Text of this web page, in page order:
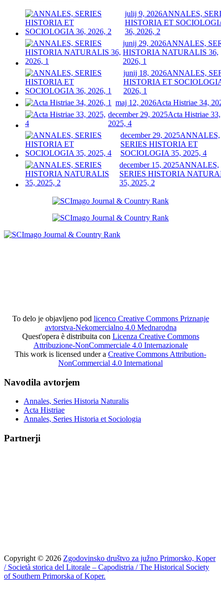
julij 9, 2026ANNALES,
HISTORIA ET
36, 2026, 2
junij 29, 2026ANNALES,
HISTORIA NATURALIS 36,
2026, 1
junij 18, 2026ANNALES,
HISTORIA ET
2026, 1
maj 12, 2026Acta Histriae 34,
december 29, 2025Acta Histriae 33,
2025, 4
december 29, 2025ANNALES,
SERIES HISTORIA ET
SOCIOLOGIA 35, 2025, 4
december 15, 2025ANNALES,
SERIES HISTORIA
35, 2025, 2
To delo je objavljeno pod licenco Creative Commons Priznanje
avtorstva-Nekomercialno 4.0 Mednarodna
Quest'opera è distribuita con Licenza Creative Commons
Attribuzione-NonCommerciale 4.0 Internazionale
This work is licensed under a Creative Commons Attribution-
NonCommercial 4.0 International
Navodila avtorjem
Annales, Series Historia Naturalis
Acta Histriae
Annales, Series Historia et Sociologia
Partnerji
Copyright © 2026 Zgodovinsko društvo za južno Primorsko, Koper
/ Società storica del Litorale – Capodistria / The Historical Society
of Southern Primorska of Koper.